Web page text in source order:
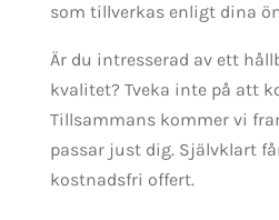
som tillverkas enligt dina
Är du intresserad av ett
kvalitet? Tveka inte på att
Tillsammans kommer vi
passar just dig. Självklart
kostnadsfri offert.